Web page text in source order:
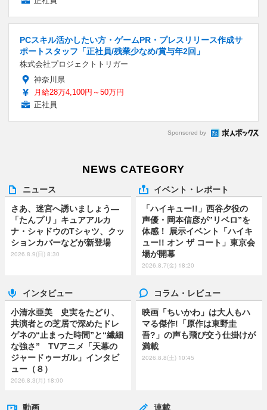
PCスキル活かしたい方・ゲームPR・プレスリリース作成サ
ポートスタッフ「正社員/残業少なめ/賞与年2回」
株式会社プロジェクトトリガー
神奈川県
月給28万4,100円～50万円
正社員
Sponsored by
NEWS CATEGORY
ニュース
さあ、迷宮へ誘いましょう―
「たんプリ」キュアアルカ
ナ・シャドウのTシャツ、クッ
ションカバーなどが新登場
2026.8.9(日) 8:30
イベント・レポート
「ハイキュー!!」西谷夕役の
声優・岡本信彦が”リベロ”を
体感！ 展示イベント「ハイキ
ュー!! オン ザ コート」東京会
場が開幕
2026.8.7(金) 18:20
インタビュー
小清水亜美 史実をたどり、
共演者との芝居で深めたドレ
ゲネの“止まった時間”と“繊細
な強さ” TVアニメ「天幕の
ジャードゥーガル」インタビ
ュー（８）
2026.8.3(月) 18:00
コラム・レビュー
映画「ちいかわ」は大人もハ
マる傑作!「原作は東野圭
吾?」の声も飛び交う仕掛けが
満載
2026.8.8(土) 10:45
動画 連載